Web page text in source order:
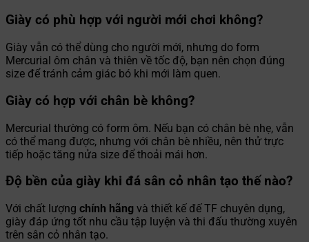
Giày có phù hợp với người mới chơi không?
Giày vẫn có thể dùng cho người mới, nhưng do form
Mercurial ôm chân và thiên về tốc độ, bạn nên chọn đúng
size để tránh cảm giác bó khi mới làm quen.
Giày có hợp với chân bè không?
Mercurial thường có form ôm. Nếu bạn có chân bè nhẹ, vẫn
có thể mang được, nhưng với chân bè nhiều, nên thử trực
tiếp hoặc tăng nửa size để thoải mái hơn.
Độ bền của giày khi đá sân cỏ nhân tạo thế nào?
Với chất lượng chính hãng và thiết kế đế TF chuyên dụng,
giày đáp ứng tốt nhu cầu tập luyện và thi đấu thường xuyên
trên sân cỏ nhân tạo.